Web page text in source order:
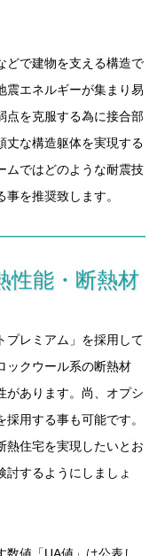
どで建物を支える構造で
震エネルギーが集まり易
点を克服する為に接合部
丈な構造躯体を実現する
ムではどのような耐震技
を推奨致します。
性能・断熱材
プレミアム」を採用して
ックウール系の断熱材
があります。尚、オプシ
用する事も可能です。
熱住宅を実現したいとお
討するようにしましょ